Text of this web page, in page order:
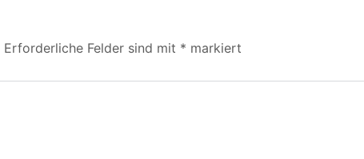
Erforderliche Felder sind mit * markiert